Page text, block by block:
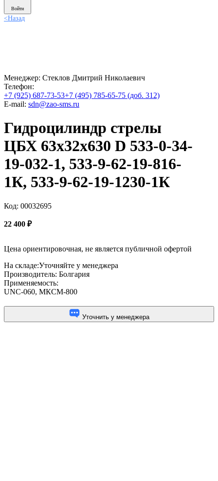
Войти
<Назад
Менеджер: Стеклов Дмитрий Николаевич
Телефон:
+7 (925) 687-73-53+7 (495) 785-65-75 (доб. 312)
E-mail: sdn@zao-sms.ru
Гидроцилиндр стрелы
ЦБХ 63х32х630 D 533-0-34-
19-032-1, 533-9-62-19-816-
1К, 533-9-62-19-1230-1К
Код: 00032695
22 400 ₽
Цена ориентировочная, не является публичной офертой
На складе:Уточняйте у менеджера
Производитель: Болгария
Применяемость:
UNC-060, МКСМ-800
Уточнить у менеджера